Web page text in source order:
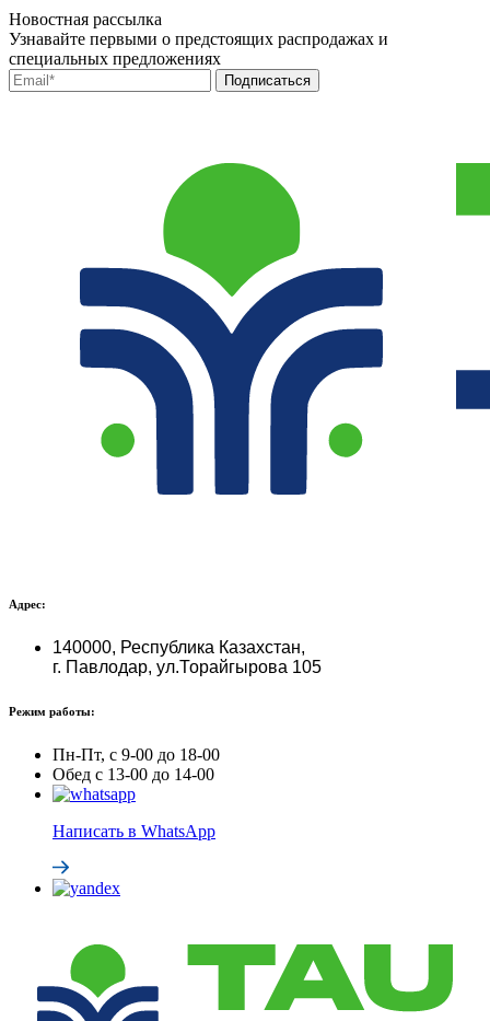
Новостная рассылка
Узнавайте первыми о предстоящих распродажах и
специальных предложениях
Адрес:
140000, Республика Казахстан,
г. Павлодар, ул.Торайгырова 105
Режим работы:
Пн-Пт, с 9-00 до 18-00
Обед с 13-00 до 14-00
Написать в WhatsApp